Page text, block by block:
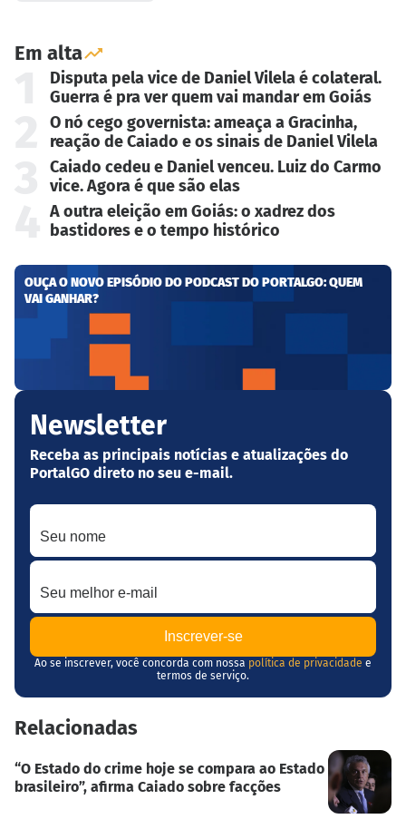
Em alta
Disputa pela vice de Daniel Vilela é colateral.
Guerra é pra ver quem vai mandar em Goiás
O nó cego governista: ameaça a Gracinha,
reação de Caiado e os sinais de Daniel Vilela
Caiado cedeu e Daniel venceu. Luiz do Carmo
vice. Agora é que são elas
A outra eleição em Goiás: o xadrez dos
bastidores e o tempo histórico
OUÇA O NOVO EPISÓDIO DO PODCAST DO PORTALGO: QUEM
VAI GANHAR?
Newsletter
Receba as principais notícias e atualizações do
PortalGO direto no seu e-mail.
Seu nome
Seu melhor e-mail
Ao se inscrever, você concorda com nossa política de privacidade e
termos de serviço.
Relacionadas
“O Estado do crime hoje se compara ao Estado
brasileiro”, afirma Caiado sobre facções